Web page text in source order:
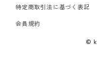
Kaguya
木地人形
五人飾り
親王飾りセット
親王飾り〔道具付き〕
花がさね
食べもの
特定商取引法に基づく表記
会員規約
©